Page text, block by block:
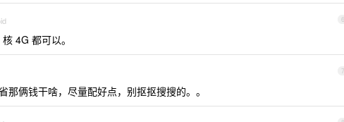
6
4G 都可以。
7
俩钱干啥，尽量配好点，别抠抠搜搜的。。